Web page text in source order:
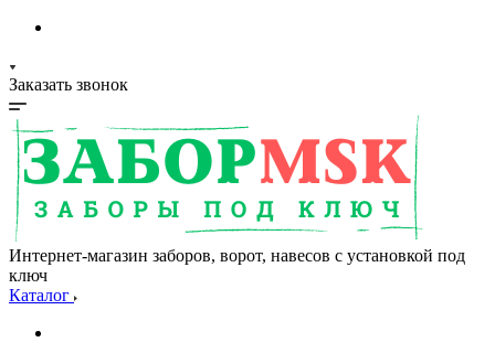
Заказать звонок
Интернет-магазин заборов, ворот, навесов с установкой под
ключ
Каталог